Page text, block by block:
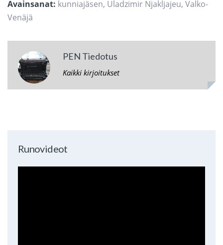
Avainsanat: kunniajäsen, Uladzimir Njakljajeu, Valko-
Venäjä
PEN Tiedotus
Kaikki kirjoitukset
Runovideot